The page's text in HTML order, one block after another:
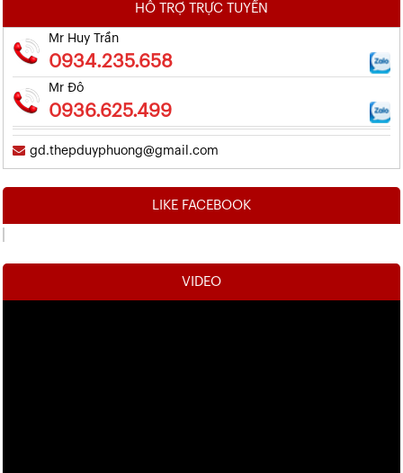
HỖ TRỢ TRỰC TUYẾN
Mr Huy Trần
0934.235.658
Mr Đô
0936.625.499
gd.thepduyphuong@gmail.com
LIKE FACEBOOK
VIDEO